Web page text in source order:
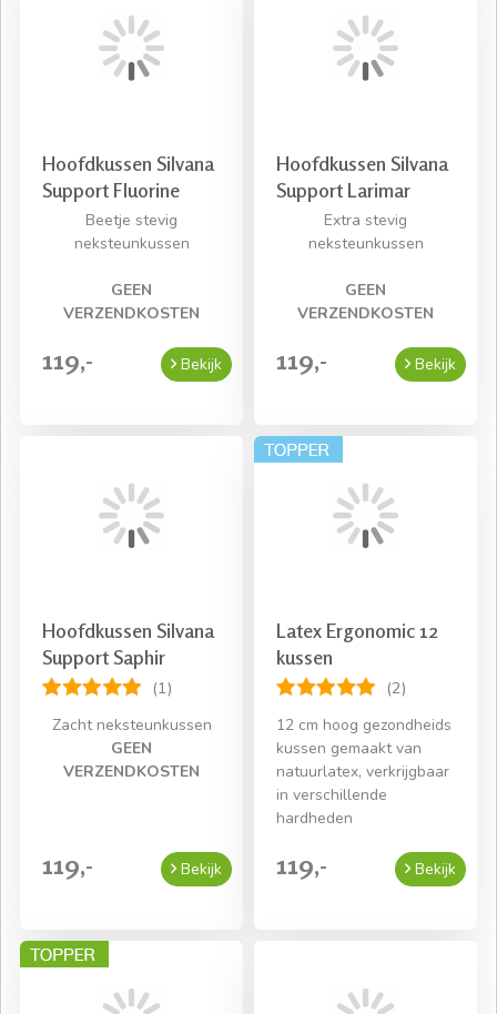
Hoofdkussen Silvana
Support Fluorine
Beetje stevig
neksteunkussen
GEEN
VERZENDKOSTEN
119,- Bekijk
Hoofdkussen Silvana
Support Larimar
Extra stevig
neksteunkussen
GEEN
VERZENDKOSTEN
119,- Bekijk
Hoofdkussen Silvana
Support Saphir
(1)
Zacht neksteunkussen
GEEN
VERZENDKOSTEN
119,- Bekijk
Latex Ergonomic 12
kussen
(2)
12 cm hoog gezondheids
kussen gemaakt van
natuurlatex, verkrijgbaar
in verschillende
hardheden
119,- Bekijk